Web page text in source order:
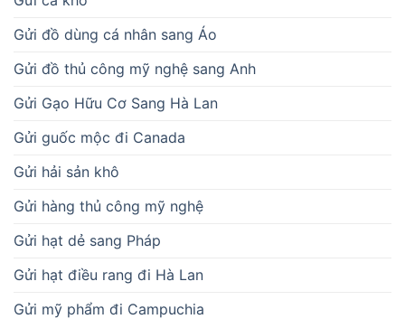
Gửi đồ dùng cá nhân sang Áo
Gửi đồ thủ công mỹ nghệ sang Anh
Gửi Gạo Hữu Cơ Sang Hà Lan
Gửi guốc mộc đi Canada
Gửi hải sản khô
Gửi hàng thủ công mỹ nghệ
Gửi hạt dẻ sang Pháp
Gửi hạt điều rang đi Hà Lan
Gửi mỹ phẩm đi Campuchia